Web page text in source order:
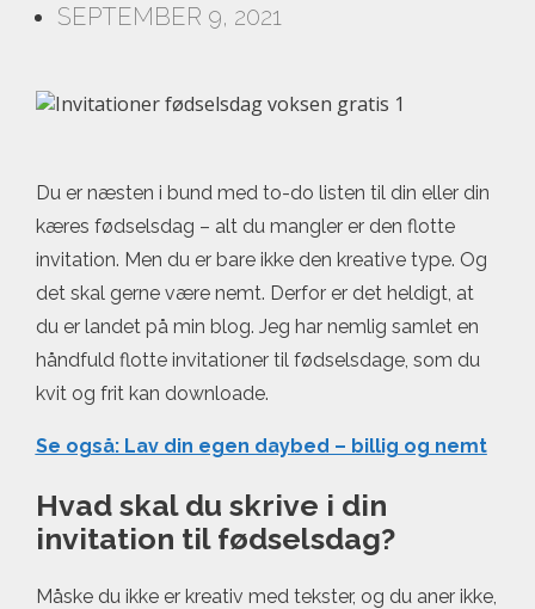
SEPTEMBER 9, 2021
Du er næsten i bund med to-do listen til din eller din
kæres fødselsdag – alt du mangler er den flotte
invitation. Men du er bare ikke den kreative type. Og
det skal gerne være nemt. Derfor er det heldigt, at
du er landet på min blog. Jeg har nemlig samlet en
håndfuld flotte invitationer til fødselsdage, som du
kvit og frit kan downloade.
Se også: Lav din egen daybed – billig og nemt
Hvad skal du skrive i din
invitation til fødselsdag?
Måske du ikke er kreativ med tekster, og du aner ikke,